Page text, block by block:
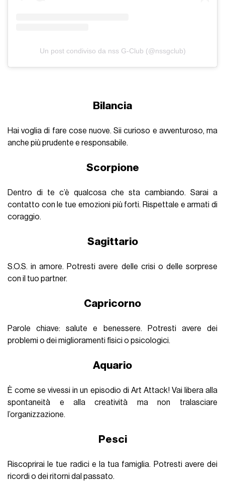
Un post condiviso da nss G-Club (@nssgclub)
Bilancia
Hai voglia di fare cose nuove. Sii curioso e avventuroso, ma
anche più prudente e responsabile.
Scorpione
Dentro di te c’è qualcosa che sta cambiando. Sarai a
contatto con le tue emozioni più forti. Rispettale e armati di
coraggio.
Sagittario
S.O.S. in amore. Potresti avere delle crisi o delle sorprese
con il tuo partner.
Capricorno
Parole chiave: salute e benessere. Potresti avere dei
problemi o dei miglioramenti fisici o psicologici.
Aquario
È come se vivessi in un episodio di Art Attack! Vai libera alla
spontaneità e alla creatività ma non tralasciare
l’organizzazione.
Pesci
Riscoprirai le tue radici e la tua famiglia. Potresti avere dei
ricordi o dei ritorni dal passato.